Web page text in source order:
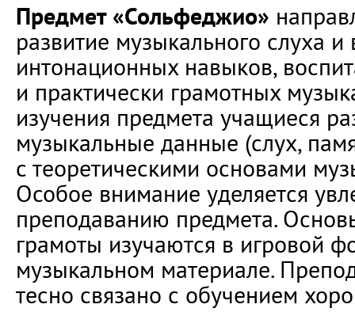
Предмет «Сольфеджио»
развитие музыкального слуха и
интонационных навыков,
и практически грамотных
изучения предмета учащиеся
музыкальные данные (слух,
с теоретическими основами
Особое внимание уделяется
преподаванию предмета.
грамоты изучаются в игровой
музыкальном материале.
тесно связано с обучением